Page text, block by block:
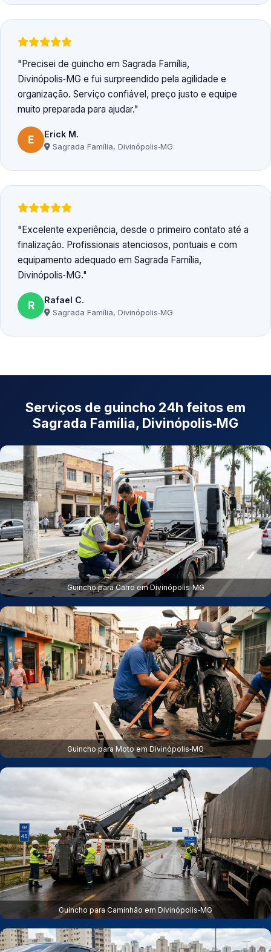
Precisei de guincho em Sagrada Família,
Divinópolis‑MG e fui surpreendido pela agilidade e
organização. Serviço confiável, preço justo e equipe
muito preparada para ajudar.
E Erick M.
Sagrada Família, Divinópolis‑MG
Excelente experiência, desde o primeiro contato até a
finalização. Profissionais atenciosos, pontuais e com
equipamento adequado em Sagrada Família,
Divinópolis‑MG.
R Rafael C.
Sagrada Família, Divinópolis‑MG
Serviços de guincho 24h feitos em
Sagrada Família, Divinópolis‑MG
Guincho para Carro em Divinópolis‑MG
Guincho para Moto em Divinópolis‑MG
Guincho para Caminhão em Divinópolis‑MG